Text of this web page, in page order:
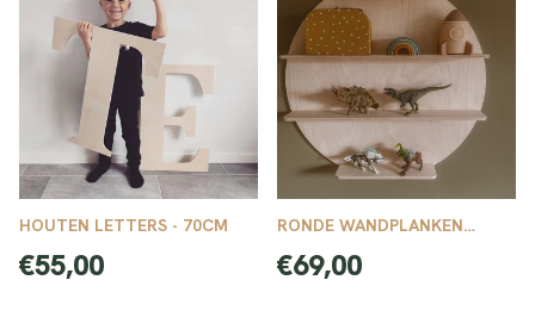
HOUTEN LETTERS - 70CM
Normale
€55,00
RONDE WANDPLANKEN
Ø70CM
Normale
€69,00